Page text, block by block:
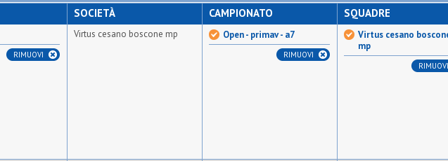
RIMUOVI
SOCIETÀ
Virtus cesano boscone mp
CAMPIONATO
Open - primav - a7
RIMUOVI
SQUADRE
Virtus cesano
mp
RIMUOVI